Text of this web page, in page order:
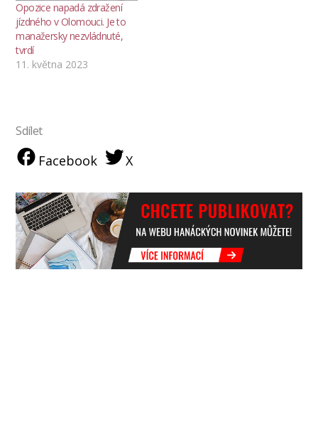
Opozice napadá zdražení
jízdného v Olomouci. Je to
manažersky nezvládnuté,
tvrdí
11. května 2023
Sdílet
Facebook X